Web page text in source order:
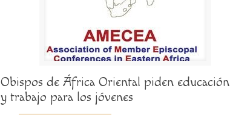
Obispos de África Oriental piden educación
y trabajo para los jóvenes